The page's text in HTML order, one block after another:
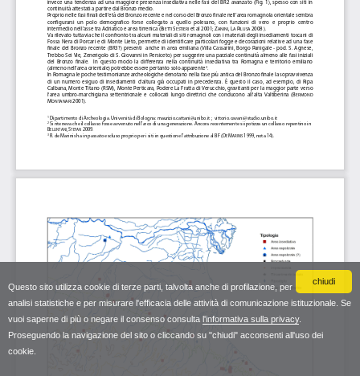
chiudi
Questo sito utilizza cookie di terze parti, talvolta anche di profilazione, per
analisi statistiche e per misurare l'efficacia delle attività di comunicazione istituzionale. Se
vuoi saperne di più o negare il consenso consulta l'informativa sulla privacy.
Proseguendo la navigazione del sito o cliccando su "chiudi" acconsenti all'uso dei
cookie.